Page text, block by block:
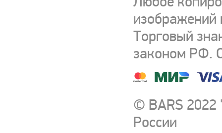
изображений
Торговый
законом РФ.
© BARS
России